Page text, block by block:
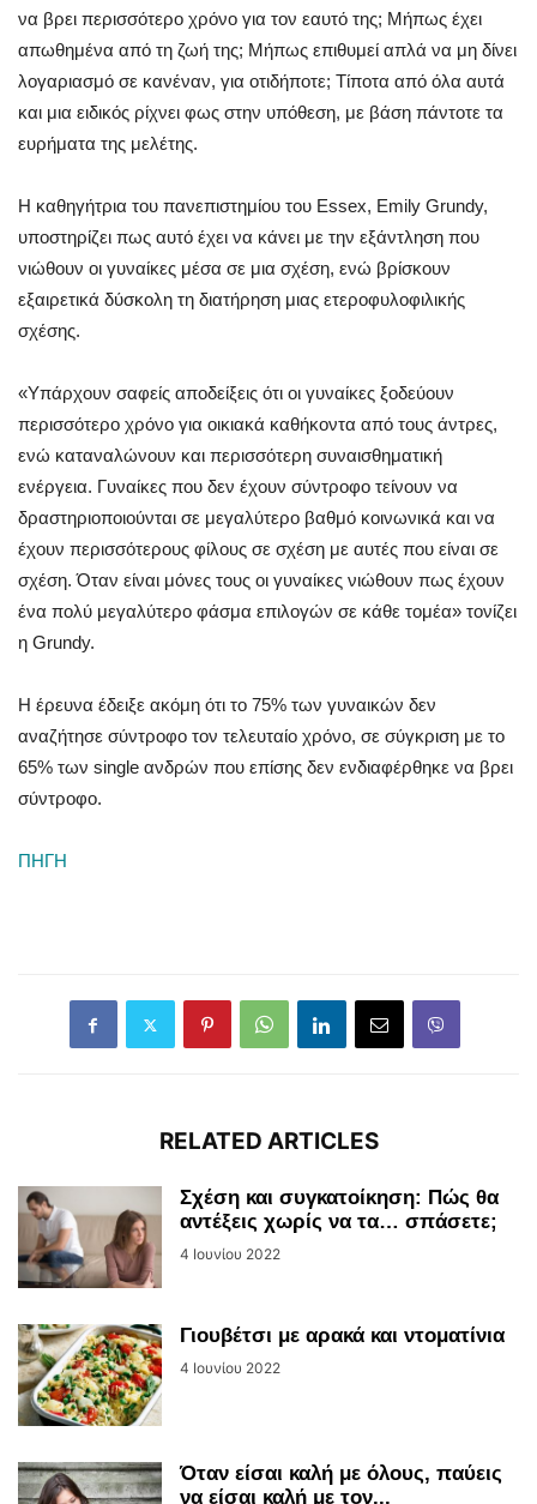
να βρει περισσότερο χρόνο για τον εαυτό της; Μήπως έχει
απωθημένα από τη ζωή της; Μήπως επιθυμεί απλά να μη δίνει
λογαριασμό σε κανέναν, για οτιδήποτε; Τίποτα από όλα αυτά
και μια ειδικός ρίχνει φως στην υπόθεση, με βάση πάντοτε τα
ευρήματα της μελέτης.
Η καθηγήτρια του πανεπιστημίου του Essex, Emily Grundy,
υποστηρίζει πως αυτό έχει να κάνει με την εξάντληση που
νιώθουν οι γυναίκες μέσα σε μια σχέση, ενώ βρίσκουν
εξαιρετικά δύσκολη τη διατήρηση μιας ετεροφυλοφιλικής
σχέσης.
«Υπάρχουν σαφείς αποδείξεις ότι οι γυναίκες ξοδεύουν
περισσότερο χρόνο για οικιακά καθήκοντα από τους άντρες,
ενώ καταναλώνουν και περισσότερη συναισθηματική
ενέργεια. Γυναίκες που δεν έχουν σύντροφο τείνουν να
δραστηριοποιούνται σε μεγαλύτερο βαθμό κοινωνικά και να
έχουν περισσότερους φίλους σε σχέση με αυτές που είναι σε
σχέση. Όταν είναι μόνες τους οι γυναίκες νιώθουν πως έχουν
ένα πολύ μεγαλύτερο φάσμα επιλογών σε κάθε τομέα» τονίζει
η Grundy.
Η έρευνα έδειξε ακόμη ότι το 75% των γυναικών δεν
αναζήτησε σύντροφο τον τελευταίο χρόνο, σε σύγκριση με το
65% των single ανδρών που επίσης δεν ενδιαφέρθηκε να βρει
σύντροφο.
ΠΗΓΗ
RELATED ARTICLES
Σχέση και συγκατοίκηση: Πώς θα
αντέξεις χωρίς να τα… σπάσετε;
4 Ιουνίου 2022
Γιουβέτσι με αρακά και ντοματίνια
4 Ιουνίου 2022
Όταν είσαι καλή με όλους, παύεις
να είσαι καλή με τον...